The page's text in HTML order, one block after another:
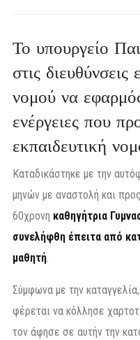
Το υπουργείο
στις
νομού να
ενέργειες που
εκπαιδευτική
Καταδικάστηκε με την
μηνών με αναστολή και
60χρονη καθηγήτρια
συνελήφθη έπειτα από
μαθητή
Σύμφωνα με την
φέρεται να κόλλησε
τον άφησε σε αυτήν την